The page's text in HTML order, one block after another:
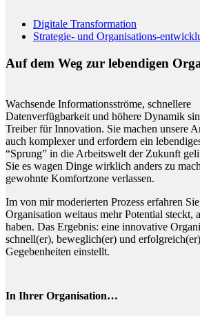
Digitale Transformation
Strategie- und Organisations-
Auf dem Weg zur lebendigen
Wachsende Informationsströme, schnellere
Datenverfügbarkeit und höhere Dynamik
Treiber für Innovation. Sie machen unsere
auch komplexer und erfordern ein
“Sprung” in die Arbeitswelt der Zukunft
Sie es wagen Dinge wirklich anders zu
gewohnte Komfortzone verlassen.
Im von mir moderierten Prozess erfahren
Organisation weitaus mehr Potential steckt,
haben. Das Ergebnis: eine innovative
schnell(er), beweglich(er) und
Gegebenheiten einstellt.
In Ihrer Organisation…